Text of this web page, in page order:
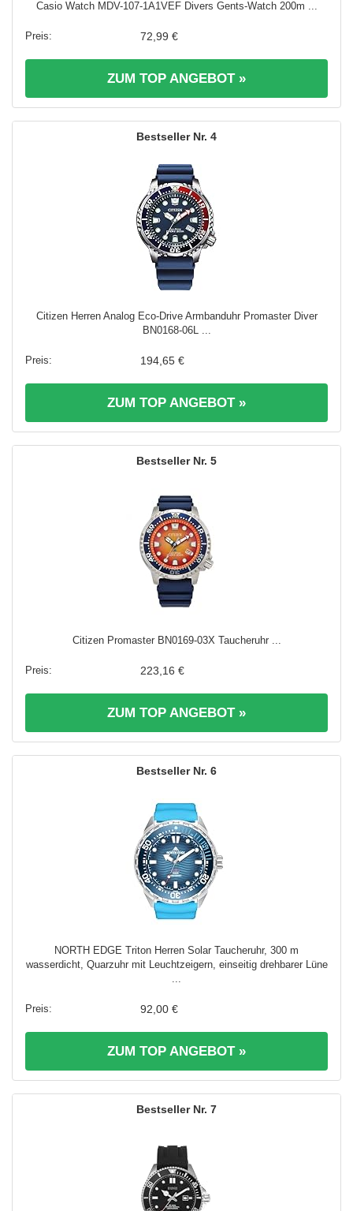
Casio Watch MDV-107-1A1VEF Divers Gents-Watch 200m ...
72,99 €
ZUM TOP ANGEBOT »
4
Citizen Herren Analog Eco-Drive Armbanduhr Promaster Diver
BN0168-06L ...
194,65 €
ZUM TOP ANGEBOT »
5
Citizen Promaster BN0169-03X Taucheruhr ...
223,16 €
ZUM TOP ANGEBOT »
6
NORTH EDGE Triton Herren Solar Taucheruhr, 300 m
wasserdicht, Quarzuhr mit Leuchtzeigern, einseitig drehbarer Lüne
...
92,00 €
ZUM TOP ANGEBOT »
7